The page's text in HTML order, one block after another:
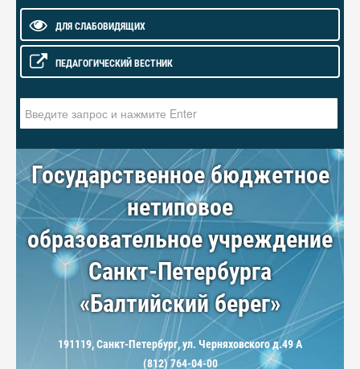
ДЛЯ СЛАБОВИДЯЩИХ
ПЕДАГОГИЧЕСКИЙ ВЕСТНИК
Государственное бюджетное
нетиповое
образовательное учреждение
Санкт-Петербурга
«Балтийский берег»
191119, Санкт-Петербург, ул. Черняховского д.49 А
(812) 764-04-00